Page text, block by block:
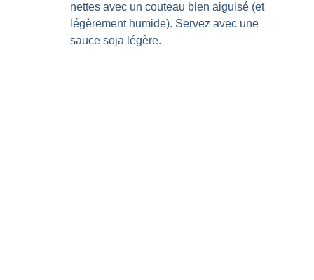
nettes avec un couteau bien aiguisé (et
légèrement humide). Servez avec une
sauce soja légère.